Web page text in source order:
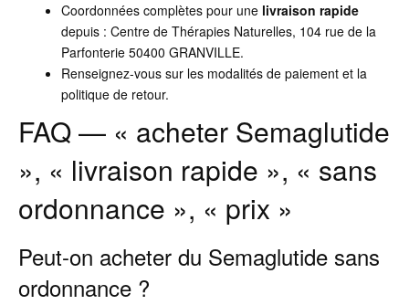
Coordonnées complètes pour une livraison rapide
depuis : Centre de Thérapies Naturelles, 104 rue de la
Parfonterie 50400 GRANVILLE.
Renseignez-vous sur les modalités de paiement et la
politique de retour.
FAQ — « acheter Semaglutide
», « livraison rapide », « sans
ordonnance », « prix »
Peut-on acheter du Semaglutide sans
ordonnance ?